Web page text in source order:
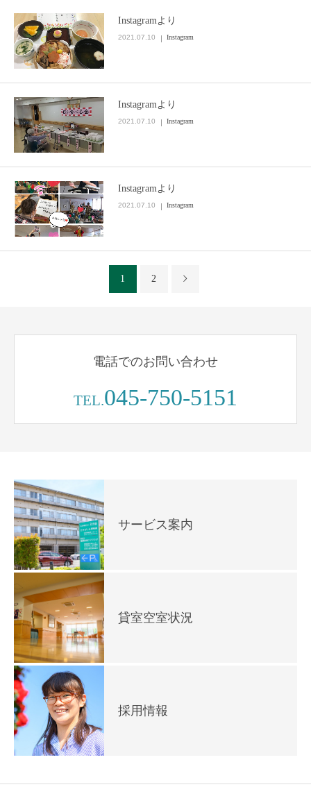
Instagramより
2021.07.10 Instagram
Instagramより
2021.07.10 Instagram
Instagramより
2021.07.10 Instagram
1 2
電話でのお問い合わせ
TEL.045-750-5151
サービス案内
貸室空室状況
採用情報